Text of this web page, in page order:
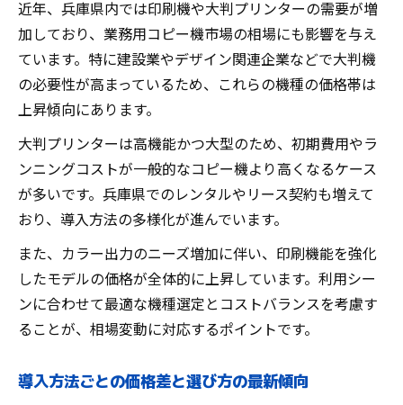
近年、兵庫県内では印刷機や大判プリンターの需要が増
加しており、業務用コピー機市場の相場にも影響を与え
ています。特に建設業やデザイン関連企業などで大判機
の必要性が高まっているため、これらの機種の価格帯は
上昇傾向にあります。
大判プリンターは高機能かつ大型のため、初期費用やラ
ンニングコストが一般的なコピー機より高くなるケース
が多いです。兵庫県でのレンタルやリース契約も増えて
おり、導入方法の多様化が進んでいます。
また、カラー出力のニーズ増加に伴い、印刷機能を強化
したモデルの価格が全体的に上昇しています。利用シー
ンに合わせて最適な機種選定とコストバランスを考慮す
ることが、相場変動に対応するポイントです。
導入方法ごとの価格差と選び方の最新傾向